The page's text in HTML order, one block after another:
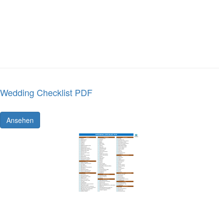
Wedding Checklist PDF
Ansehen